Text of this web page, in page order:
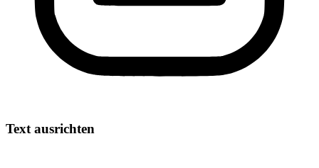
Text ausrichten